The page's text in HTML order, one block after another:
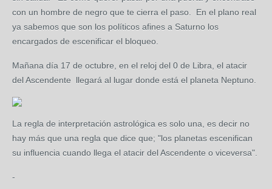
con un hombre de negro que te cierra el paso. En el plano real
ya sabemos que son los políticos afines a Saturno los
encargados de escenificar el bloqueo.
Mañana día 17 de octubre, en el reloj del 0 de Libra, el atacir
del Ascendente llegará al lugar donde está el planeta Neptuno.
La regla de interpretación astrológica es solo una, es decir no
hay más que una regla que dice que; "los planetas escenifican
su influencia cuando llega el atacir del Ascendente o viceversa".
-